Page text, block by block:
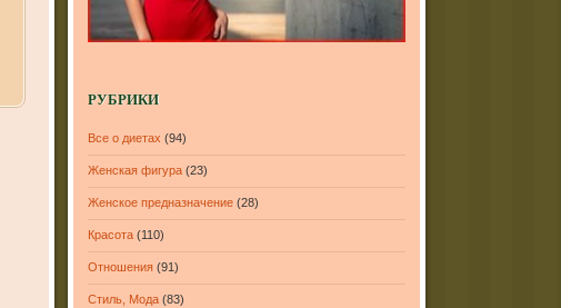
РУБРИКИ
Все о диетах (94)
Женская фигура (23)
Женское предназначение (28)
Красота (110)
Отношения (91)
Стиль, Мода (83)